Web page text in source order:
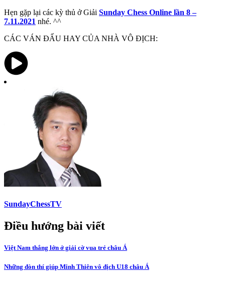
Hẹn gặp lại các kỳ thủ ở Giải Sunday Chess Online lần 8 –
7.11.2021 nhé. ^^
CÁC VÁN ĐẤU HAY CỦA NHÀ VÔ ĐỊCH:
SundayChessTV
Điều hướng bài viết
Việt Nam thắng lớn ở giải cờ vua trẻ châu Á
Những đòn thí giúp Minh Thiên vô địch U18 châu Á